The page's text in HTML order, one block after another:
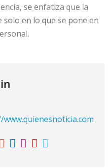
se enfatiza que la
solo en lo que se pone en